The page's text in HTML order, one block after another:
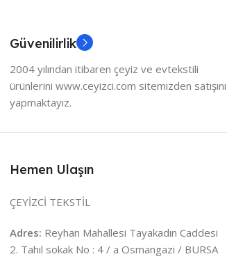
Güvenilirlik
2004 yılından itibaren çeyiz ve evtekstili
ürünlerini www.ceyizci.com sitemizden satışını
yapmaktayız.
Hemen Ulaşın
ÇEYİZCİ TEKSTİL
Adres: Reyhan Mahallesi Tayakadın Caddesi
2. Tahıl sokak No : 4 / a Osmangazi / BURSA